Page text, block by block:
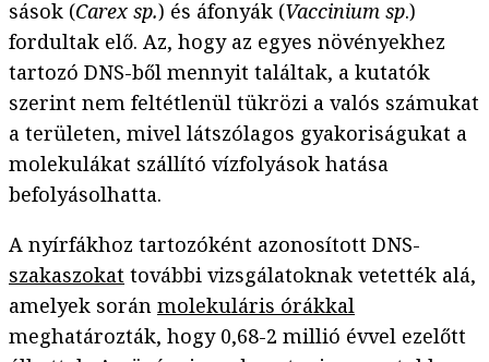
sások (Carex sp.) és áfonyák (Vaccinium sp.)
fordultak elő. Az, hogy az egyes növényekhez
tartozó DNS-ből mennyit találtak, a kutatók
szerint nem feltétlenül tükrözi a valós számukat
a területen, mivel látszólagos gyakoriságukat a
molekulákat szállító vízfolyások hatása
befolyásolhatta.
A nyírfákhoz tartozóként azonosított DNS-
szakaszokat további vizsgálatoknak vetették alá,
amelyek során molekuláris órákkal
meghatározták, hogy 0,68-2 millió évvel ezelőtt